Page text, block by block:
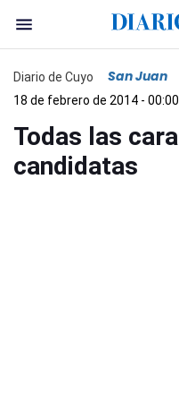
Diario de Cuyo San Juan
18 de febrero de 2014 - 00:00
Todas las
candidatas